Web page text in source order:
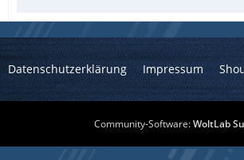
Datenschutzerklärung Impressum
Community-Software:WoltLab